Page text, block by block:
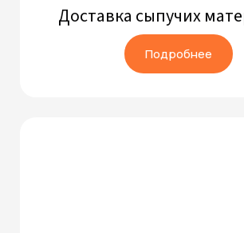
Доставка сыпучих
Подробнее